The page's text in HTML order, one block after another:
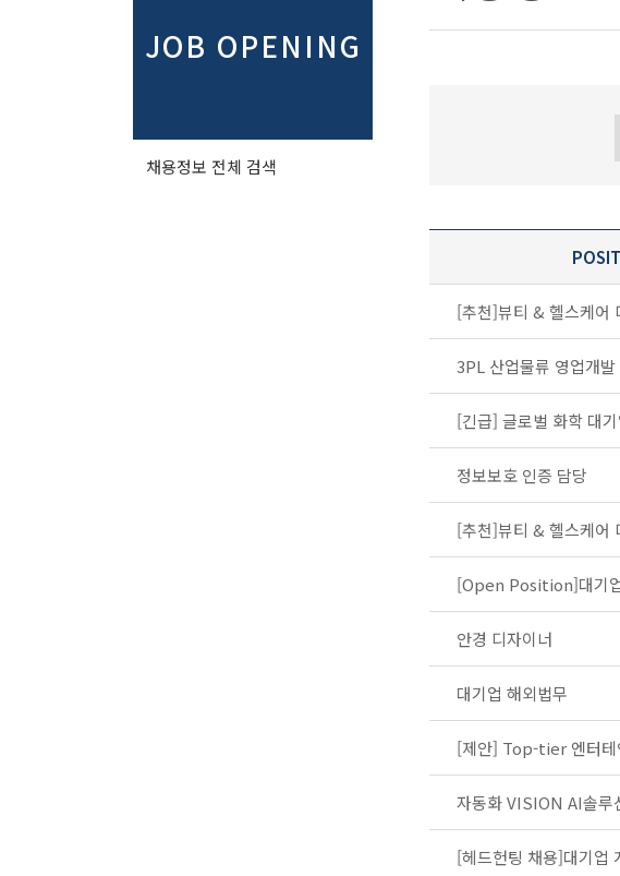
JOB OPENING
채용정보 전체 검색
3PL 산업물류 영업개발
정보보호 인증 담당
안경 디자이너
대기업 해외법무